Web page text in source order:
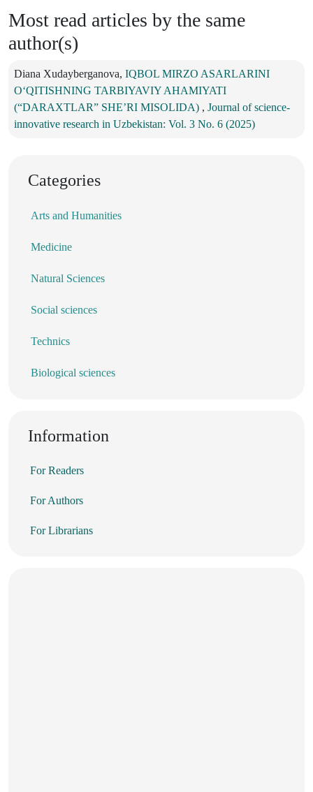
Most read articles by the same
author(s)
Diana Xudayberganova, IQBOL MIRZO ASARLARINI
O‘QITISHNING TARBIYAVIY AHAMIYATI
(“DARAXTLAR” SHE’RI MISOLIDA) , Journal of science-
innovative research in Uzbekistan: Vol. 3 No. 6 (2025)
Categories
Arts and Humanities
Medicine
Natural Sciences
Social sciences
Technics
Biological sciences
Information
For Readers
For Authors
For Librarians